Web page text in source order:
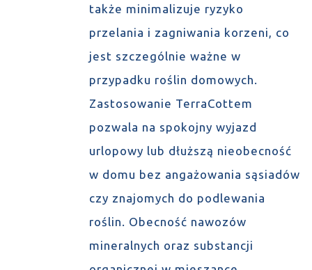
także minimalizuje ryzyko
przelania i zagniwania korzeni, co
jest szczególnie ważne w
przypadku roślin domowych.
Zastosowanie TerraCottem
pozwala na spokojny wyjazd
urlopowy lub dłuższą nieobecność
w domu bez angażowania sąsiadów
czy znajomych do podlewania
roślin. Obecność nawozów
mineralnych oraz substancji